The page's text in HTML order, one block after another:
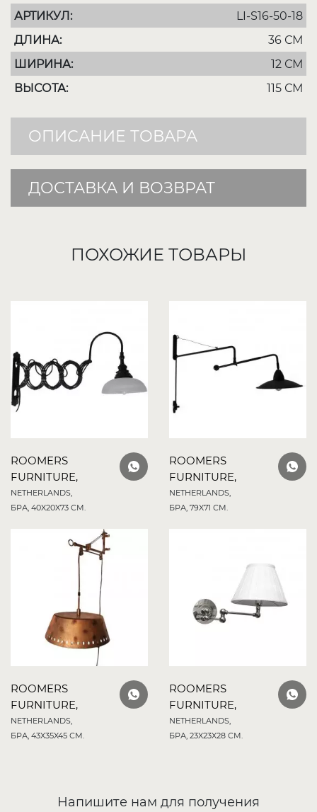
АРТИКУЛ:
LI-S16-50-18
ДЛИНА:
36 СМ
ШИРИНА:
12 СМ
ВЫСОТА:
115 СМ
ОПИСАНИЕ ТОВАРА
ДОСТАВКА И ВОЗВРАТ
ПОХОЖИЕ ТОВАРЫ
ROOMERS
FURNITURE,
NETHERLANDS,
БРА, 40X20X73 СМ.
ROOMERS
FURNITURE,
NETHERLANDS,
БРА, 79X71 СМ.
ROOMERS
FURNITURE,
NETHERLANDS,
БРА, 43X35X45 СМ.
ROOMERS
FURNITURE,
NETHERLANDS,
БРА, 23X23X28 СМ.
Напишите нам для получения